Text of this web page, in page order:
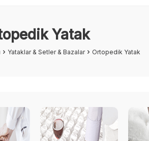
Yatak
Yataklar & Setler & Bazalar Ortopedik Yatak